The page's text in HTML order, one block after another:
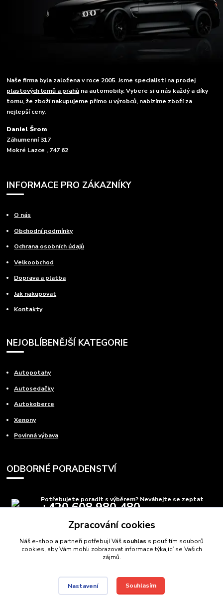
Naše firma byla založena v roce 2005. Jsme specialisti na prodej
plastových lemů a prahů na automobily. Vybere si u nás každý a díky
tomu, že zboží nakupujeme přímo u výrobců, nabízíme zboží za
nejlepší ceny.
Daniel Šrom
Záhumenní 317
Mokré Lazce , 747 62
INFORMACE PRO ZÁKAZNÍKY
O nás
Obchodní podmínky
Ochrana osobních údajů
Velkoobchod
Doprava a platba
Jak nakupovat
Kontakty
NEJOBLÍBENĚJŠÍ KATEGORIE
Autopotahy
Autosedačky
Autokoberce
Xenony
Povinná výbava
ODBORNÉ PORADENSTVÍ
Potřebujete poradit s výběrem? Neváhejte se zeptat
+420 608 980 480
info@autods.cz
Autodíly Ostrava// Navštivte také:Domečkové postele
Zpracování cookies
Náš e-shop a partneři potřebují Váš souhlas s použitím souborů
cookies, aby Vám mohli zobrazovat informace týkající se Vašich
zájmů.
Nastavení Souhlasím